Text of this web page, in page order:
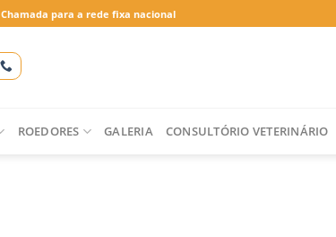
Chamada para a rede fixa nacional
ROEDORES GALERIA CONSULTÓRIO VETERINÁRIO